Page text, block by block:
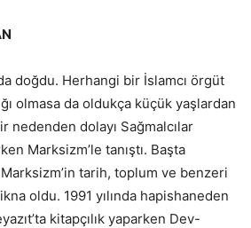
doğdu. Herhangi bir İslamcı örgüt
olmasa da oldukça küçük yaşlardan
nedenden dolayı Sağmalcılar
Marksizm’le tanıştı. Başta
tarih, toplum ve benzeri
oldu. 1991 yılında hapishaneden
kitapçılık yaparken Dev-